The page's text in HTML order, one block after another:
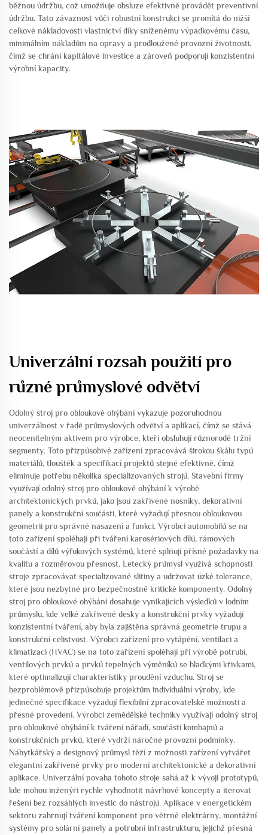
běžnou údržbu, což umožňuje obsluze efektivně provádět preventivní
údržbu. Tato závaznost vůči robustní konstrukci se promítá do nižší
celkové nákladovosti vlastnictví díky sníženému výpadkovému času,
minimálním nákladům na opravy a prodloužené provozní životnosti,
čímž se chrání kapitálové investice a zároveň podporují konzistentní
výrobní kapacity.
Univerzální rozsah použití pro
různé průmyslové odvětví
Odolný stroj pro obloukové ohýbání vykazuje pozoruhodnou
univerzálnost v řadě průmyslových odvětví a aplikací, čímž se stává
neocenitelným aktivem pro výrobce, kteří obsluhují různorodé tržní
segmenty. Toto přizpůsobivé zařízení zpracovává širokou škálu typů
materiálů, tlouštěk a specifikací projektů stejně efektivně, čímž
eliminuje potřebu několika specializovaných strojů. Stavební firmy
využívají odolný stroj pro obloukové ohýbání k výrobě
architektonických prvků, jako jsou zakřivené nosníky, dekorativní
panely a konstrukční součásti, které vyžadují přesnou obloukovou
geometrii pro správné nasazení a funkci. Výrobci automobilů se na
toto zařízení spoléhají při tváření karosériových dílů, rámových
součástí a dílů výfukových systémů, které splňují přísné požadavky na
kvalitu a rozměrovou přesnost. Letecký průmysl využívá schopnosti
stroje zpracovávat specializované slitiny a udržovat úzké tolerance,
které jsou nezbytné pro bezpečnostně kritické komponenty. Odolný
stroj pro obloukové ohýbání dosahuje vynikajících výsledků v lodním
průmyslu, kde velké zakřivené desky a konstrukční prvky vyžadují
konzistentní tváření, aby byla zajištěna správná geometrie trupu a
konstrukční celistvost. Výrobci zařízení pro vytápění, ventilaci a
klimatizaci (HVAC) se na toto zařízení spoléhají při výrobě potrubí,
ventilových prvků a prvků tepelných výměníků se hladkými křivkami,
které optimalizují charakteristiky proudění vzduchu. Stroj se
bezproblémově přizpůsobuje projektům individuální výroby, kde
jedinečné specifikace vyžadují flexibilní zpracovatelské možnosti a
přesné provedení. Výrobci zemědělské techniky využívají odolný stroj
pro obloukové ohýbání k tváření nářadí, součástí kombajnů a
konstrukčních prvků, které vydrží náročné provozní podmínky.
Nábytkářský a designový průmysl těží z možnosti zařízení vytvářet
elegantní zakřivené prvky pro moderní architektonické a dekorativní
aplikace. Univerzální povaha tohoto stroje sahá až k vývoji prototypů,
kde mohou inženýři rychle vyhodnotit návrhové koncepty a iterovat
řešení bez rozsáhlých investic do nástrojů. Aplikace v energetickém
sektoru zahrnují tváření komponent pro větrné elektrárny, montážní
systémy pro solární panely a potrubní infrastrukturu, jejichž přesná